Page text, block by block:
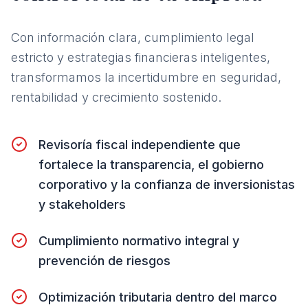
Con información clara, cumplimiento legal
estricto y estrategias financieras inteligentes,
transformamos la incertidumbre en seguridad,
rentabilidad y crecimiento sostenido.
Revisoría fiscal independiente que
fortalece la transparencia, el gobierno
corporativo y la confianza de inversionistas
y stakeholders
Cumplimiento normativo integral y
prevención de riesgos
Optimización tributaria dentro del marco